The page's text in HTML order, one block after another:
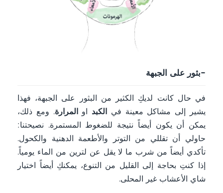
بثور على الجبهة
في حال كانت لديكِ الكثير من البثور على الجبهة، فهذا
يشير إلى مشاكل معينة في الكبد اوالمرارة. ومع ذلك،
يمكن أن يكون أيضاً نتيجة للضغوط المستمرة. نصيحتنا:
حاولي أن تقللي من التوتر والأطعمة الدهنية والكحول.
تأكدي أيضاً من شرب ما لا يقل عن لترين من الماء يومياً.
إذا كنتِ بحاجة إلى القليل من التنوع، يمكنكِ أيضاً اختيار
شاي الأعشاب غير المحلى.